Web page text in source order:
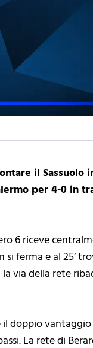
il Sassuolo
per 4-0 in
6 riceve
ferma e al 25’
via della rete
doppio vantaggio
La rete di